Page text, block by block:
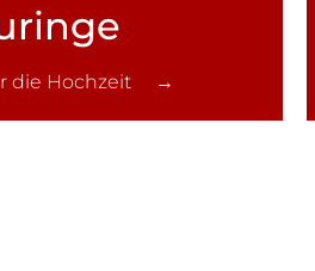
die Hochzeit →